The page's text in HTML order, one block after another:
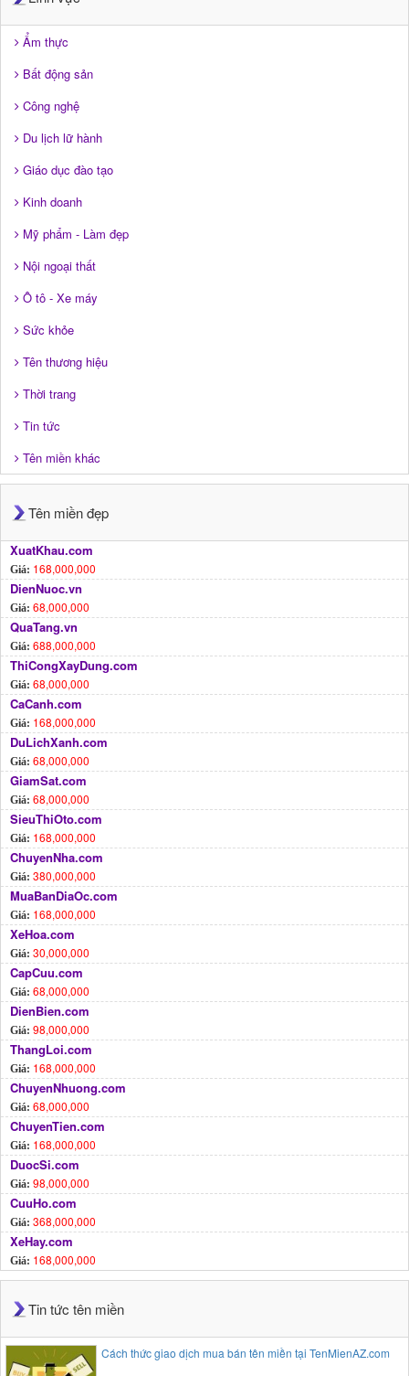
Ẩm thực
Bất động sản
Công nghệ
Du lịch lữ hành
Giáo dục đào tạo
Kinh doanh
Mỹ phẩm - Làm đẹp
Nội ngoại thất
Ô tô - Xe máy
Sức khỏe
Tên thương hiệu
Thời trang
Tin tức
Tên miền khác
Tên miền đẹp
XuatKhau.com
Giá: 168,000,000
DienNuoc.vn
Giá: 68,000,000
QuaTang.vn
Giá: 688,000,000
ThiCongXayDung.com
Giá: 68,000,000
CaCanh.com
Giá: 168,000,000
DuLichXanh.com
Giá: 68,000,000
GiamSat.com
Giá: 68,000,000
SieuThiOto.com
Giá: 168,000,000
ChuyenNha.com
Giá: 380,000,000
MuaBanDiaOc.com
Giá: 168,000,000
XeHoa.com
Giá: 30,000,000
CapCuu.com
Giá: 68,000,000
DienBien.com
Giá: 98,000,000
ThangLoi.com
Giá: 168,000,000
ChuyenNhuong.com
Giá: 68,000,000
ChuyenTien.com
Giá: 168,000,000
DuocSi.com
Giá: 98,000,000
CuuHo.com
Giá: 368,000,000
XeHay.com
Giá: 168,000,000
Tin tức tên miền
Cách thức giao dịch mua bán tên miền tại TenMienAZ.com